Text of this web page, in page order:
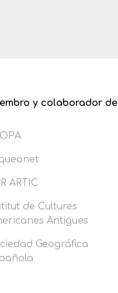
y colaborador de
ARTIC
de Cultures
Antigues
Geográfica